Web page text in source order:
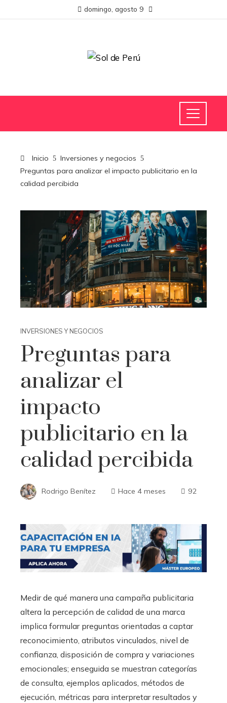
domingo, agosto 9
Inicio
Inversiones y negocios
Preguntas para analizar el impacto publicitario en la
calidad percibida
INVERSIONES Y NEGOCIOS
Preguntas para
analizar el
impacto
publicitario en la
calidad percibida
Rodrigo Benítez Hace 4 meses 92
Medir de qué manera una campaña publicitaria
altera la percepción de calidad de una marca
implica formular preguntas orientadas a captar
reconocimiento, atributos vinculados, nivel de
confianza, disposición de compra y variaciones
emocionales; enseguida se muestran categorías
de consulta, ejemplos aplicados, métodos de
ejecución, métricas para interpretar resultados y